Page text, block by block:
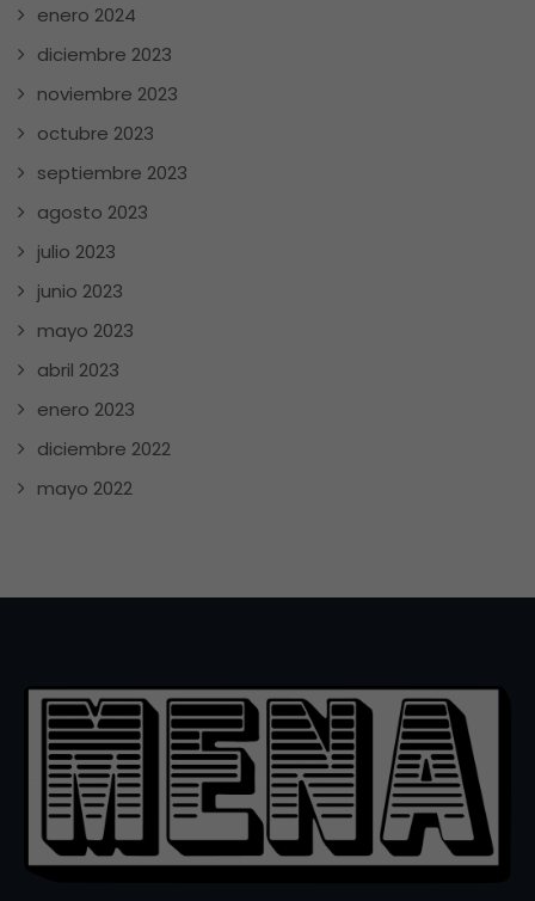
enero 2024
diciembre 2023
noviembre 2023
octubre 2023
septiembre 2023
agosto 2023
julio 2023
junio 2023
mayo 2023
abril 2023
enero 2023
diciembre 2022
mayo 2022